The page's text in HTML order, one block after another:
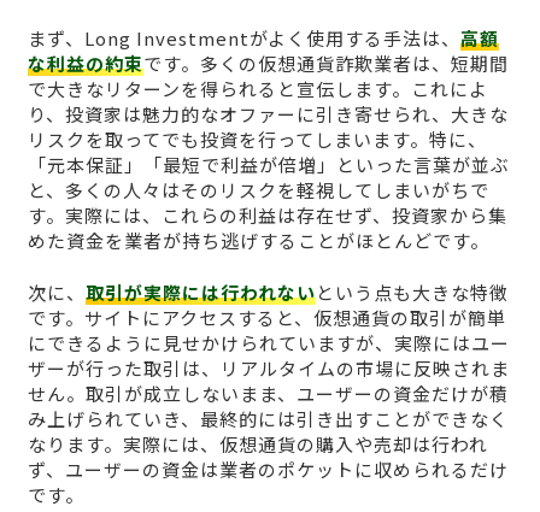
まず、Long Investmentがよく使用する手法は、 高額
な利益の約束です。多くの仮想通貨詐欺業者は、短期間
で大きなリターンを得られると宣伝します。これによ
り、投資家は魅力的なオファーに引き寄せられ、大きな
リスクを取ってでも投資を行ってしまいます。特に、
「元本保証」「最短で利益が倍増」といった言葉が並ぶ
と、多くの人々はそのリスクを軽視してしまいがちで
す。実際には、これらの利益は存在せず、投資家から集
めた資金を業者が持ち逃げすることがほとんどです。
次に、 取引が実際には行われないという点も大きな特徴
です。サイトにアクセスすると、仮想通貨の取引が簡単
にできるように見せかけられていますが、実際にはユー
ザーが行った取引は、リアルタイムの市場に反映されま
せん。取引が成立しないまま、ユーザーの資金だけが積
み上げられていき、最終的には引き出すことができなく
なります。実際には、仮想通貨の購入や売却は行われ
ず、ユーザーの資金は業者のポケットに収められるだけ
です。